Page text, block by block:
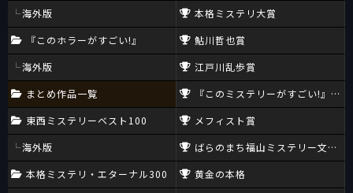
海外版
『このホラーがすごい!』
海外版
まとめ作品一覧
東西ミステリーベスト100
海外版
本格ミステリ・エターナル300
本格ミステリ大賞
鮎川哲也賞
江戸川乱歩賞
『このミステリーがすごい!』大賞
メフィスト賞
ばらのまち福山ミステリー文学新
黄金の本格